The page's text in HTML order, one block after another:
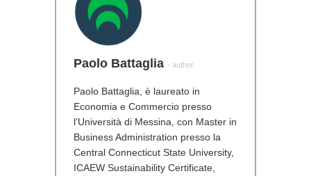
Paolo Battaglia - author
Paolo Battaglia, è laureato in
Economia e Commercio presso
l’Università di Messina, con Master in
Business Administration presso la
Central Connecticut State University,
ICAEW Sustainability Certificate,